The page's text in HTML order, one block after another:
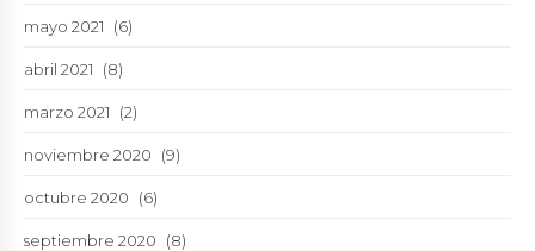
mayo 2021 (6)
abril 2021 (8)
marzo 2021 (2)
noviembre 2020 (9)
octubre 2020 (6)
septiembre 2020 (8)